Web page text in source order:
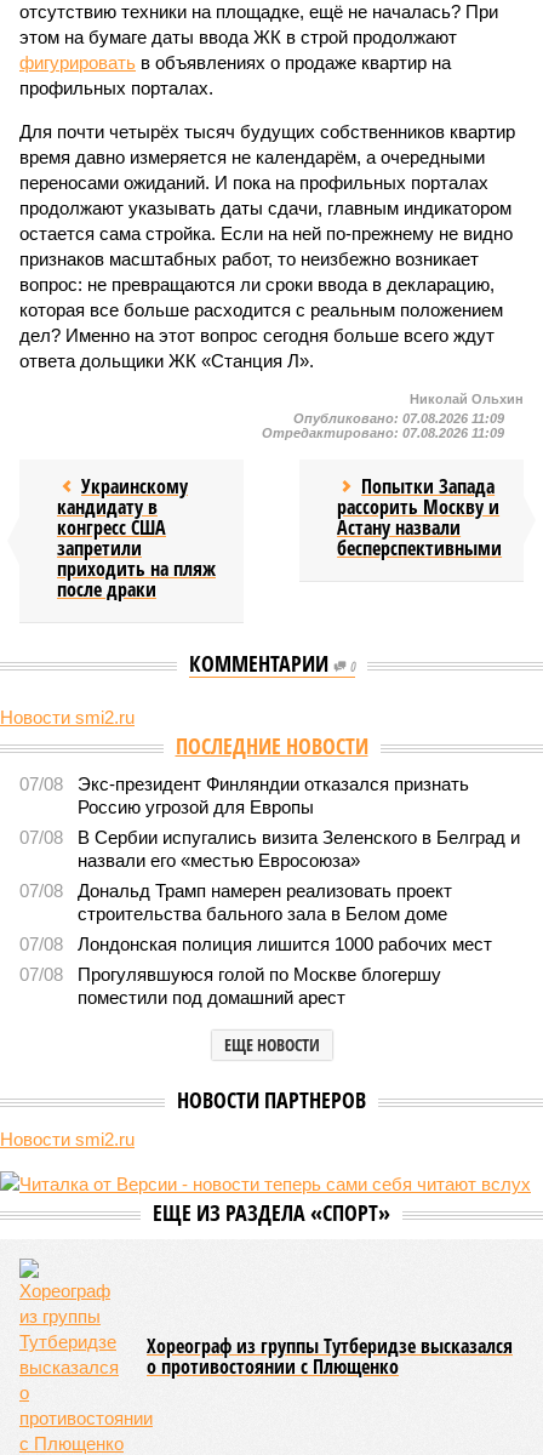
отсутствию техники на площадке, ещё не началась? При
этом на бумаге даты ввода ЖК в строй продолжают
фигурировать в объявлениях о продаже квартир на
профильных порталах.
Для почти четырёх тысяч будущих собственников квартир
время давно измеряется не календарём, а очередными
переносами ожиданий. И пока на профильных порталах
продолжают указывать даты сдачи, главным индикатором
остается сама стройка. Если на ней по-прежнему не видно
признаков масштабных работ, то неизбежно возникает
вопрос: не превращаются ли сроки ввода в декларацию,
которая все больше расходится с реальным положением
дел? Именно на этот вопрос сегодня больше всего ждут
ответа дольщики ЖК «Станция Л».
Николай Ольхин
Опубликовано: 07.08.2026 11:09
Отредактировано: 07.08.2026 11:09
Украинскому
кандидату в
конгресс США
запретили
приходить на пляж
после драки
Попытки Запада
рассорить Москву и
Астану назвали
бесперспективными
КОММЕНТАРИИ 0
Новости smi2.ru
ПОСЛЕДНИЕ НОВОСТИ
07/08
Экс-президент Финляндии отказался признать
Россию угрозой для Европы
07/08
В Сербии испугались визита Зеленского в Белград и
назвали его «местью Евросоюза»
07/08
Дональд Трамп намерен реализовать проект
строительства бального зала в Белом доме
07/08
Лондонская полиция лишится 1000 рабочих мест
07/08
Прогулявшуюся голой по Москве блогершу
поместили под домашний арест
ЕЩЕ НОВОСТИ
НОВОСТИ ПАРТНЕРОВ
Новости smi2.ru
ЕЩЕ ИЗ РАЗДЕЛА «СПОРТ»
Хореограф из группы Тутберидзе высказался
о противостоянии с Плющенко